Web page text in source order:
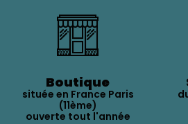
Boutique
située en France Paris
(11ème)
ouverte tout l'année